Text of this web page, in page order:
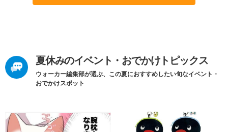
夏休みのイベント・おでかけトピックス
ウォーカー編集部が選ぶ、この夏におすすめしたい旬なイベント・
おでかけスポット